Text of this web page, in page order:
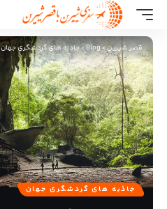
قصر شیرین>
Blog
>جاذبه های گردشگری جهان
جاذبه های گردشگری جهان